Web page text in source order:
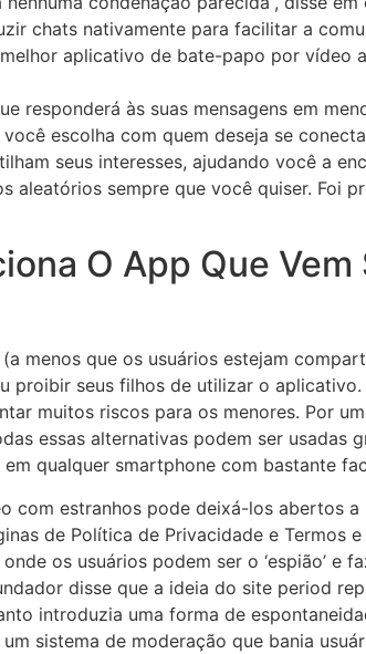
chats nativamente para facilitar a
aplicativo de bate-papo por vídeo
responderá às suas mensagens em
escolha com quem deseja se
seus interesses, ajudando você a
aleatórios sempre que você quiser. Foi
O App Que
menos que os usuários estejam
seus filhos de utilizar o
muitos riscos para os menores. Por
essas alternativas podem ser usadas
qualquer smartphone com bastante
com estranhos pode deixá-los abertos
de Política de Privacidade e Termos
os usuários podem ser o ‘espião’
disse que a ideia do site period
introduzia uma forma de
sistema de moderação que bania